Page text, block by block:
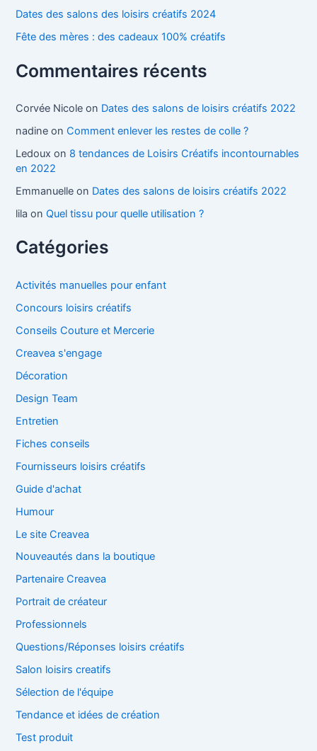
Dates des salons des loisirs créatifs 2024
Fête des mères : des cadeaux 100% créatifs
Commentaires récents
Corvée Nicole on Dates des salons de loisirs créatifs 2022
nadine on Comment enlever les restes de colle ?
Ledoux on 8 tendances de Loisirs Créatifs incontournables
en 2022
Emmanuelle on Dates des salons de loisirs créatifs 2022
lila on Quel tissu pour quelle utilisation ?
Catégories
Activités manuelles pour enfant
Concours loisirs créatifs
Conseils Couture et Mercerie
Creavea s'engage
Décoration
Design Team
Entretien
Fiches conseils
Fournisseurs loisirs créatifs
Guide d'achat
Humour
Le site Creavea
Nouveautés dans la boutique
Partenaire Creavea
Portrait de créateur
Professionnels
Questions/Réponses loisirs créatifs
Salon loisirs creatifs
Sélection de l'équipe
Tendance et idées de création
Test produit